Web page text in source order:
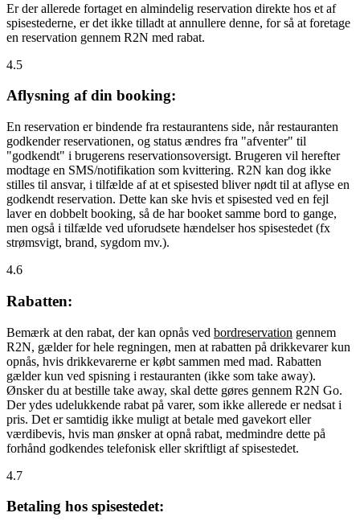
Er der allerede fortaget en almindelig reservation direkte hos et af
spisestederne, er det ikke tilladt at annullere denne, for så at foretage
en reservation gennem R2N med rabat.
4.5
Aflysning af din booking:
En reservation er bindende fra restaurantens side, når restauranten
godkender reservationen, og status ændres fra "afventer" til
"godkendt" i brugerens reservationsoversigt. Brugeren vil herefter
modtage en SMS/notifikation som kvittering. R2N kan dog ikke
stilles til ansvar, i tilfælde af at et spisested bliver nødt til at aflyse en
godkendt reservation. Dette kan ske hvis et spisested ved en fejl
laver en dobbelt booking, så de har booket samme bord to gange,
men også i tilfælde ved uforudsete hændelser hos spisestedet (fx
strømsvigt, brand, sygdom mv.).
4.6
Rabatten:
Bemærk at den rabat, der kan opnås ved bordreservation gennem
R2N, gælder for hele regningen, men at rabatten på drikkevarer kun
opnås, hvis drikkevarerne er købt sammen med mad. Rabatten
gælder kun ved spisning i restauranten (ikke som take away).
Ønsker du at bestille take away, skal dette gøres gennem R2N Go.
Der ydes udelukkende rabat på varer, som ikke allerede er nedsat i
pris. Det er samtidig ikke muligt at betale med gavekort eller
værdibevis, hvis man ønsker at opnå rabat, medmindre dette på
forhånd godkendes telefonisk eller skriftligt af spisestedet.
4.7
Betaling hos spisestedet: